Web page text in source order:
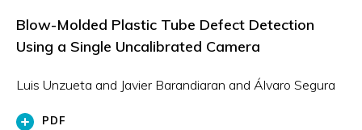
Blow-Molded Plastic Tube Defect Detection
Using a Single Uncalibrated Camera
Luis Unzueta and Javier Barandiaran and Álvaro Segura
PDF